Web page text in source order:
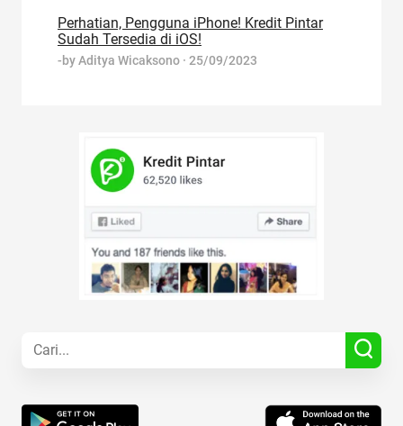
Perhatian, Pengguna iPhone! Kredit Pintar
Sudah Tersedia di iOS!
-byAditya Wicaksono · 25/09/2023